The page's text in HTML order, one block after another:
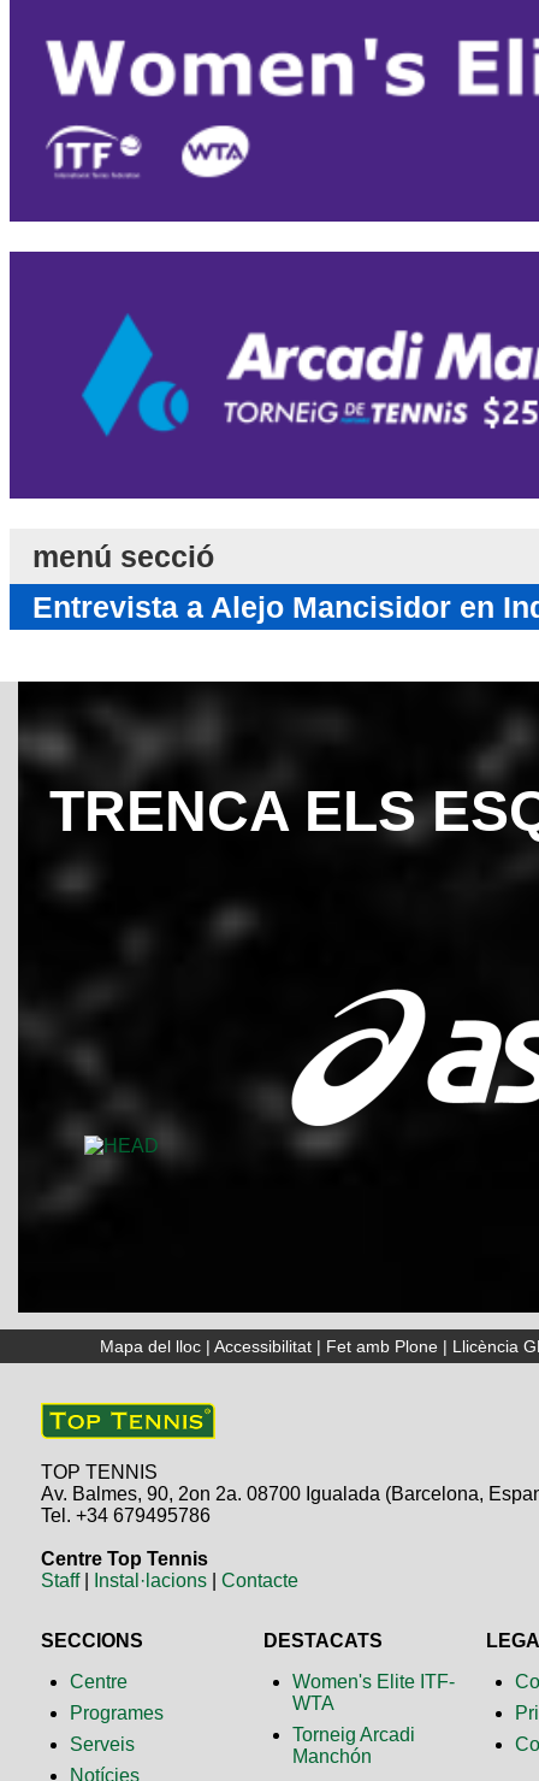
menú secció
Entrevista a Alejo Mancisidor en
TRENCA ELS
Mapa del lloc| Accessibilitat| Fet amb Plone| Llicència
TOP TENNIS
Av. Balmes, 90, 2on 2a. 08700 Igualada (Barcelona,
Tel. +34 679495786
Centre Top Tennis
Staff| Instal·lacions |Contacte
SECCIONS
Centre
Programes
Serveis
Notícies
DESTACATS
Women's Elite ITF-
WTA
Torneig Arcadi
Manchón